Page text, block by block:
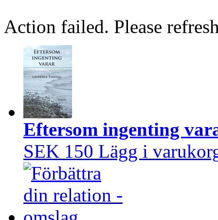
Action failed. Please
Eftersom ingenting
SEK 150 Lägg i